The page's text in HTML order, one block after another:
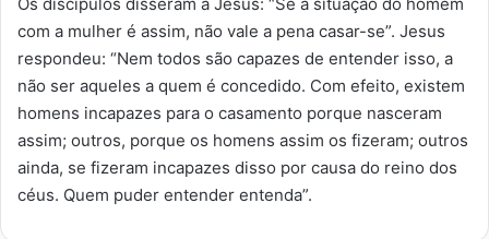
Os discípulos disseram a Jesus: “Se a situação do homem
com a mulher é assim, não vale a pena casar-se”. Jesus
respondeu: “Nem todos são capazes de entender isso, a
não ser aqueles a quem é concedido. Com efeito, existem
homens incapazes para o casamento porque nasceram
assim; outros, porque os homens assim os fizeram; outros
ainda, se fizeram incapazes disso por causa do reino dos
céus. Quem puder entender entenda”.